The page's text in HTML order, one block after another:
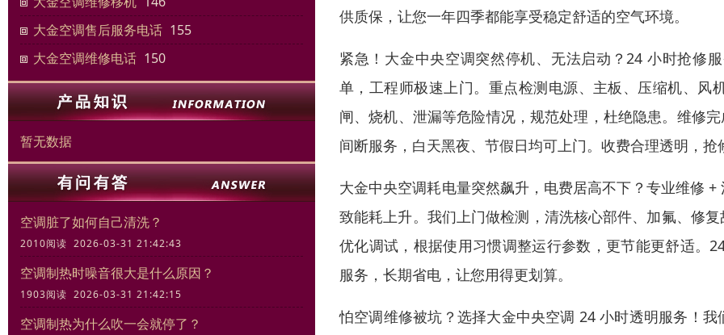
大金空调售后服务电话 155
大金空调维修电话 150
暂无数据
空调脏了如何自己清洗？
2010阅读 2026-03-31 21:42:43
空调制热时噪音很大是什么原因？
1903阅读 2026-03-31 21:42:15
空调制热为什么吹一会就停了？
供质保，让您一年四季都能享受稳定舒适的空气环境。
紧急！大金中央空调突然停机、无法启动？24 小时抢修
单，工程师极速上门。重点检测电源、主板、压缩机、
闸、烧机、泄漏等危险情况，规范处理，杜绝隐患。维修
间断服务，白天黑夜、节假日均可上门。收费合理透明，
大金中央空调耗电量突然飙升，电费居高不下？专业维修
致能耗上升。我们上门做检测，清洗核心部件、加氟、修
优化调试，根据使用习惯调整运行参数，更节能更舒适。
服务，长期省电，让您用得更划算。
怕空调维修被坑？选择大金中央空调 24 小时透明服务！